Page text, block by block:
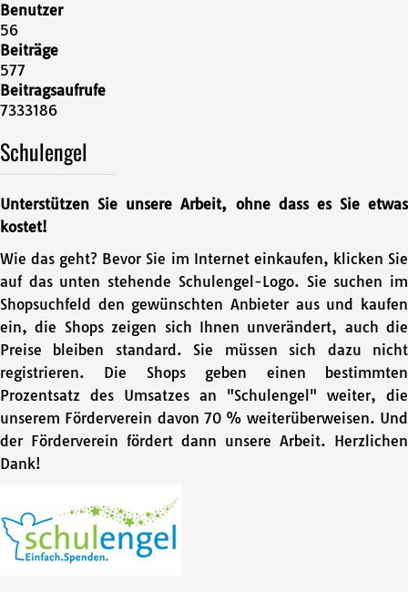
Benutzer
56
Beiträge
577
Beitragsaufrufe
7333186
Schulengel
Unterstützen Sie unsere Arbeit, ohne dass es Sie etwas
kostet!
Wie das geht? Bevor Sie im Internet einkaufen, klicken Sie
auf das unten stehende Schulengel-Logo. Sie suchen im
Shopsuchfeld den gewünschten Anbieter aus und kaufen
ein, die Shops zeigen sich Ihnen unverändert, auch die
Preise bleiben standard. Sie müssen sich dazu nicht
registrieren. Die Shops geben einen bestimmten
Prozentsatz des Umsatzes an "Schulengel" weiter, die
unserem Förderverein davon 70 % weiterüberweisen. Und
der Förderverein fördert dann unsere Arbeit. Herzlichen
Dank!